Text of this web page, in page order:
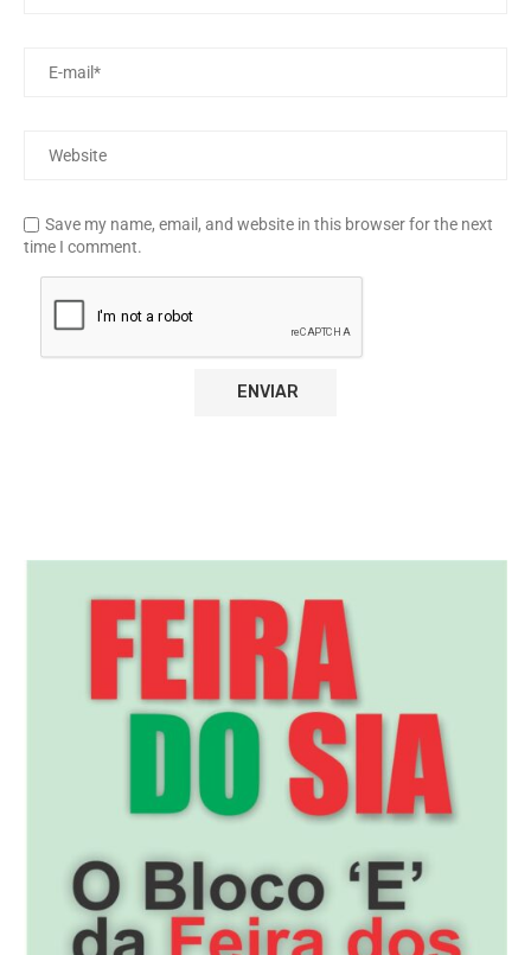
Save my name, email, and website in this browser for the next
time I comment.